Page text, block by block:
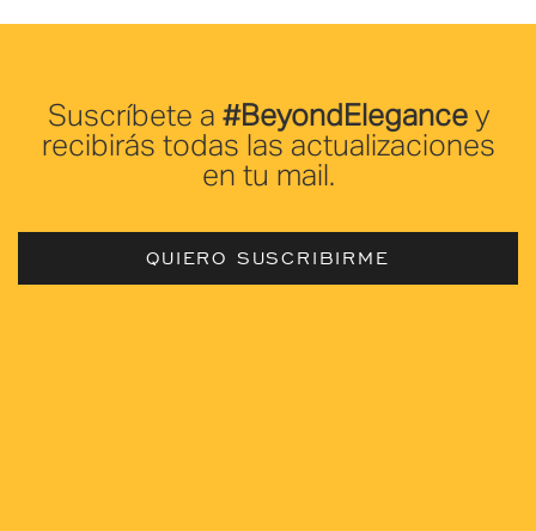
Suscríbete a #BeyondElegancey
recibirás todas las actualizaciones
en tu mail.
QUIERO SUSCRIBIRME